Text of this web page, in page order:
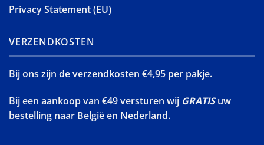
Privacy Statement (EU)
VERZENDKOSTEN
Bij ons zijn de verzendkosten €4,95 per pakje.
Bij een aankoop van €49 versturen wij GRATISuw
bestelling naar België en Nederland.